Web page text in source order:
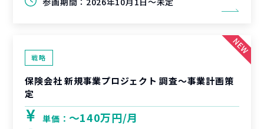
戦略
保険会社 新規事業プロジェクト 調査〜事業計画策
定
単価： 〜140万円/月